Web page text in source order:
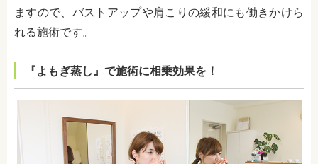
ますので、バストアップや肩こりの緩和にも働きかけら
れる施術です。
『よもぎ蒸し』で施術に相乗効果を！